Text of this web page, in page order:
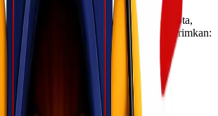
identik dengan peak season logistik.
drastis, baik untuk pengiriman dalam kota,
pulau. Banyak bisnis berlomba mengirimkan:
Lebaran
muslim
kemasan